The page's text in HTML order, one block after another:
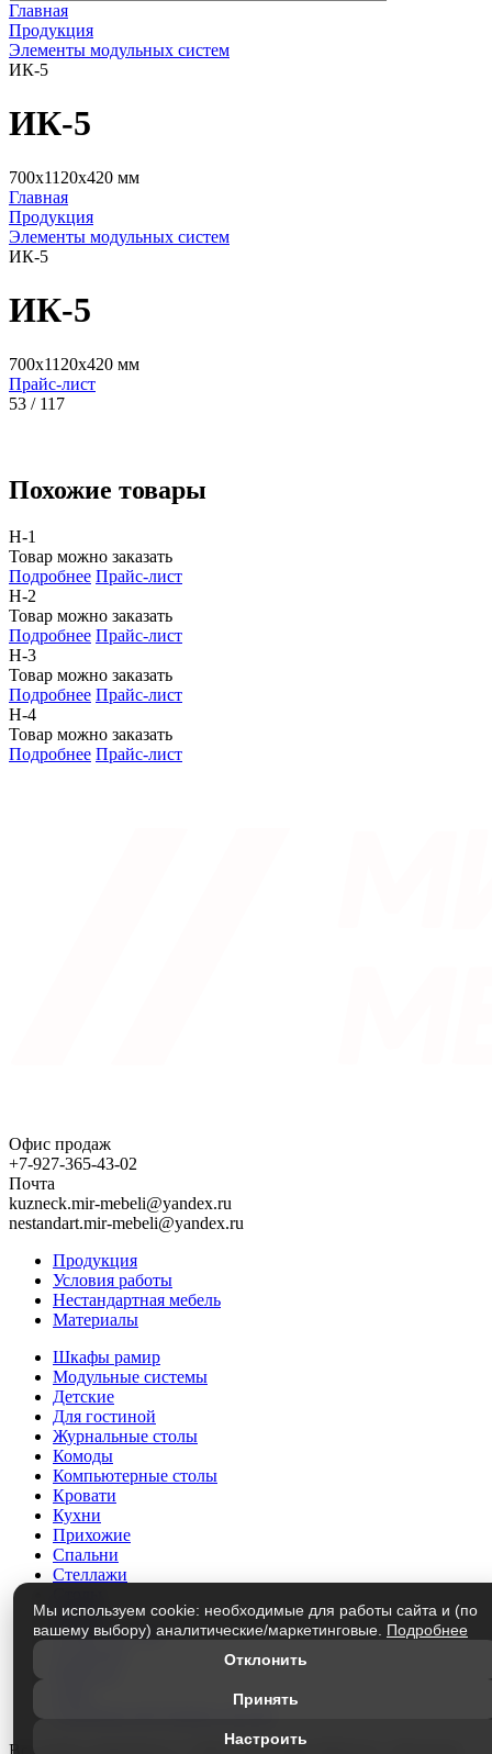
Главная
Продукция
Элементы модульных систем
ИК-5
ИК-5
700x1120x420 мм
Главная
Продукция
Элементы модульных систем
ИК-5
ИК-5
700x1120x420 мм
Прайс-лист
53 / 117
Похожие товары
Н-1
Товар можно заказать
Подробнее Прайс-лист
Н-2
Товар можно заказать
Подробнее Прайс-лист
Н-3
Товар можно заказать
Подробнее Прайс-лист
Н-4
Товар можно заказать
Подробнее Прайс-лист
Офис продаж
+7-927-365-43-02
Почта
kuzneck.mir-mebeli@yandex.ru
nestandart.mir-mebeli@yandex.ru
Продукция
Условия работы
Нестандартная мебель
Материалы
Шкафы рамир
Модульные системы
Детские
Для гостиной
Журнальные столы
Комоды
Компьютерные столы
Кровати
Кухни
Прихожие
Спальни
Стеллажи
Трюмо
Тумбы под ТВ
Элементы модульных систем
Все права защищены © 1999-2026 «Мир Мебели» г.Кузнецк
Мы используем cookie: необходимые для работы сайта и (по
вашему выбору) аналитические/маркетинговые. Подробнее
Отклонить
Принять
Настроить